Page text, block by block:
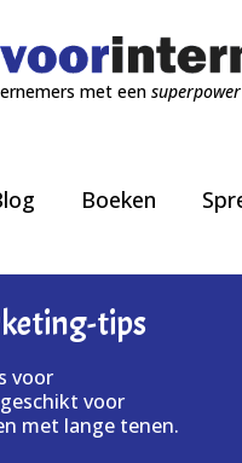
met eensuperpower
Boeken
tips
voor
voor
met lange tenen.